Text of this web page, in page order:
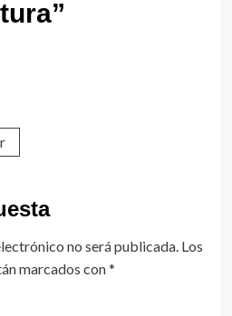
”
no será publicada. Los
marcados con*